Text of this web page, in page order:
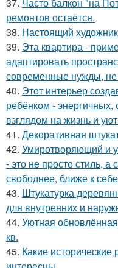
ремонтов остаётся.
38. Настоящий
39. Эта квартира -
адаптировать
современные нужды, не
40. Этот интерьер
ребёнком -
взглядом на жизнь и
41. Декоративная
42. Умиротворяющий и
- это не просто стиль,
свободнее, ближе к
43. Штукатурка
для внутренних и
44. Уютная
кв.
45. Какие